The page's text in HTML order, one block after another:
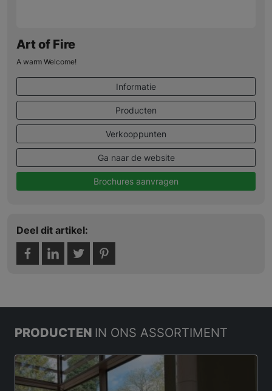
Art of Fire
A warm Welcome!
Informatie
Producten
Verkooppunten
Ga naar de website
Brochures aanvragen
Deel dit artikel:
PRODUCTEN IN ONS ASSORTIMENT